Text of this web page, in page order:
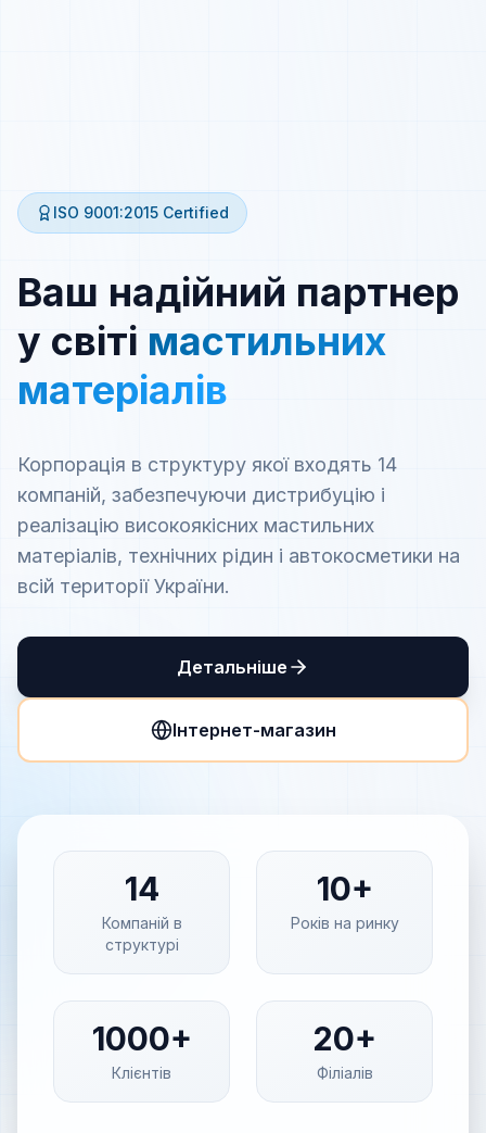
ISO 9001:2015 Certified
Ваш надійний партнер
у світі мастильних
матеріалів
Корпорація в структуру якої входять 14
компаній, забезпечуючи дистрибуцію і
реалізацію високоякісних мастильних
матеріалів, технічних рідин і автокосметики на
всій території України.
Детальніше
Інтернет-магазин
14
Компаній в
структурі
10+
Років на ринку
1000+
Клієнтів
20+
Філіалів